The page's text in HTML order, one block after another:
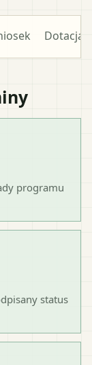
Dotacja
programu
status